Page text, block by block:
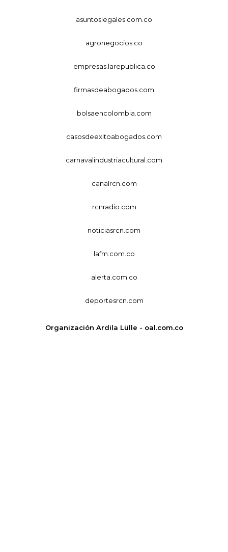
asuntoslegales.com.co
agronegocios.co
empresas.larepublica.co
firmasdeabogados.com
bolsaencolombia.com
casosdeexitoabogados.com
carnavalindustriacultural.com
canalrcn.com
rcnradio.com
noticiasrcn.com
lafm.com.co
alerta.com.co
deportesrcn.com
Organización Ardila Lülle - oal.com.co